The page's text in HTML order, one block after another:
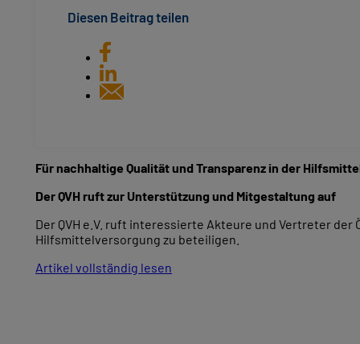
Für nachhaltige Qualität und Transparenz in der
Der QVH ruft zur Unterstützung und Mitgestaltung auf
Der QVH e.V. ruft interessierte Akteure und Vertreter
Hilfsmittelversorgung zu beteiligen.
Artikel vollständig lesen
Diesen Beitrag teilen